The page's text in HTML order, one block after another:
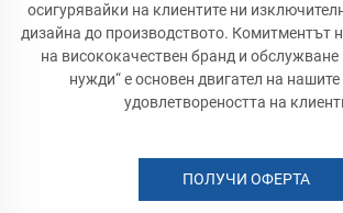
осигурявайки на клиентите ни
дизайна до производството. Комитментът
на висококачествен бранд и обслужване
нужди“ е основен двигател на
удовлетвореността на
ПОЛУЧИ ОФЕРТА